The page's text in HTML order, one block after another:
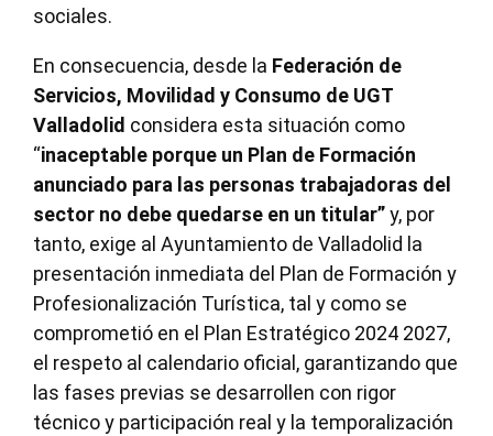
sociales.
En consecuencia, desde la Federación de
Servicios, Movilidad y Consumo de UGT
Valladolid considera esta situación como
“inaceptable porque un Plan de Formación
anunciado para las personas trabajadoras del
sector no debe quedarse en un titular”y, por
tanto, exige al Ayuntamiento de Valladolid la
presentación inmediata del Plan de Formación y
Profesionalización Turística, tal y como se
comprometió en el Plan Estratégico 2024 2027,
el respeto al calendario oficial, garantizando que
las fases previas se desarrollen con rigor
técnico y participación real y la temporalización